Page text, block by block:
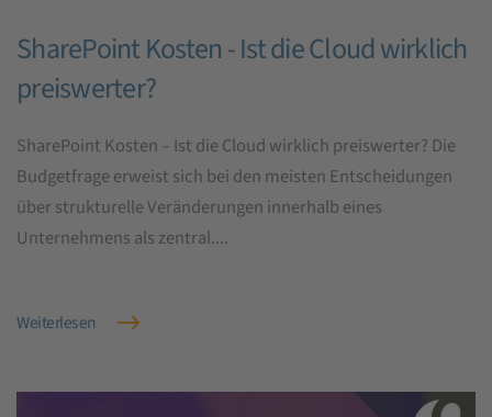
SharePoint Kosten - Ist die Cloud wirklich
preiswerter?
SharePoint Kosten – Ist die Cloud wirklich preiswerter? Die
Budgetfrage erweist sich bei den meisten Entscheidungen
über strukturelle Veränderungen innerhalb eines
Unternehmens als zentral....
Weiterlesen